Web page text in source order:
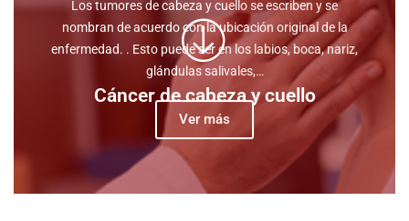
Cáncer de cabeza y cuello
Los tumores de cabeza y cuello se escriben y se
nombran de acuerdo con la ubicación original de la
enfermedad. . Esto puede ser en los labios, boca, nariz,
glándulas salivales,…
Ver más